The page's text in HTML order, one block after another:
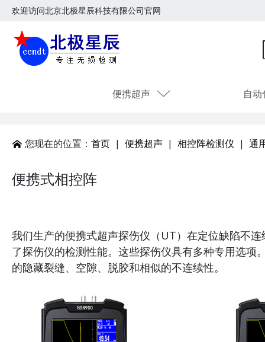
欢迎访问北京北极星辰科技有限公司官网
便携超声 自
您现在的位置： 首页| 便携超声| 相控阵检测仪 | 通
便携式相控阵
我们生产的便携式超声探伤仪（UT）在定位缺陷不
了探伤仪的检测性能。这些探伤仪具有多种专用选
的隐藏裂缝、空隙、脱胶和相似的不连续性。